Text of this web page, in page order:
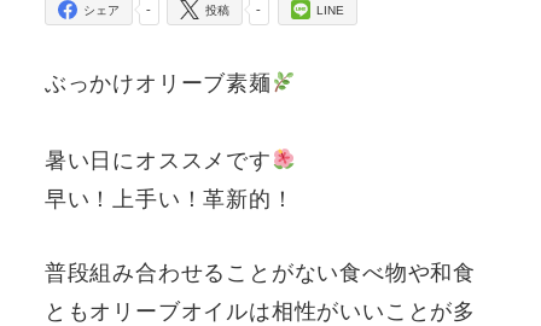
-
シェア -
投稿 LINE
ぶっかけオリーブ素麺
暑い日にオススメです
早い！上手い！革新的！
普段組み合わせることがない食べ物や和食
ともオリーブオイルは相性がいいことが多